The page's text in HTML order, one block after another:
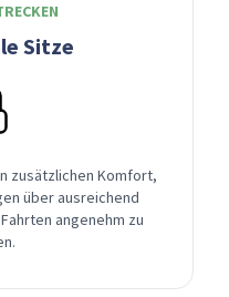
Sitze
zusätzlichen Komfort,
über ausreichend
angenehm zu